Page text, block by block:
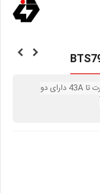
با قابلیت راه اندازی موتورهای پرقدرت تا 43A دارای دو